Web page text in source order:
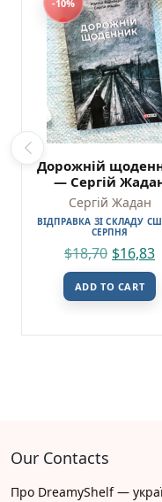
-10%
Дорожній
— Сергій
Сергій Жадан
ВІДПРАВКА ЗІ СКЛАДУ
СЕРПНЯ
$18,70 $16,83
ADD TO CART
Our Contacts
Про DreamyShelf —